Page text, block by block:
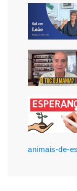
animais-de-